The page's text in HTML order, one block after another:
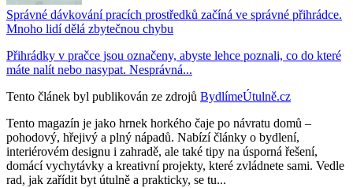
Správné dávkování pracích prostředků začíná ve správné přihrádce.
Mnoho lidí dělá zbytečnou chybu
Přihrádky v pračce jsou označeny, abyste lehce poznali, co do které
máte nalít nebo nasypat. Nesprávná...
Tento článek byl publikován ze zdrojů BydlímeÚtulně.cz
Tento magazín je jako hrnek horkého čaje po návratu domů –
pohodový, hřejivý a plný nápadů. Nabízí články o bydlení,
interiérovém designu i zahradě, ale také tipy na úsporná řešení,
domácí vychytávky a kreativní projekty, které zvládnete sami. Vedle
rad, jak zařídit byt útulně a prakticky, se tu...